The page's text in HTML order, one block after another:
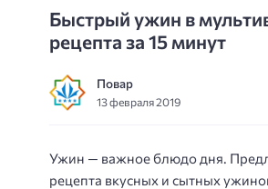
Быстрый ужин в
рецепта за 15 минут
Повар
13 февраля 2019
Ужин — важное блюдо дня.
рецепта вкусных и сытных